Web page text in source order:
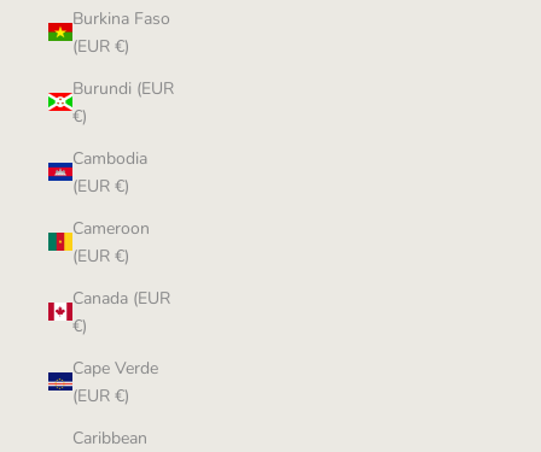
Burkina Faso
(EUR €)
Burundi (EUR
€)
Cambodia
(EUR €)
Cameroon
(EUR €)
Canada (EUR
€)
Cape Verde
(EUR €)
Caribbean